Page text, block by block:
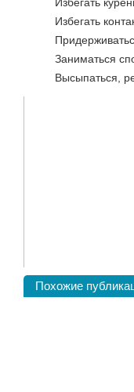
Избегать
Заниматься
Высыпаться,
Похожие